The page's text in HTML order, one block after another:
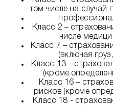
том числе на случай
Класс 2 –
числе
Класс 7 –
(включая
Класс 13 –
(кроме
Класс 16 –
рисков (кроме
Класс 18 -